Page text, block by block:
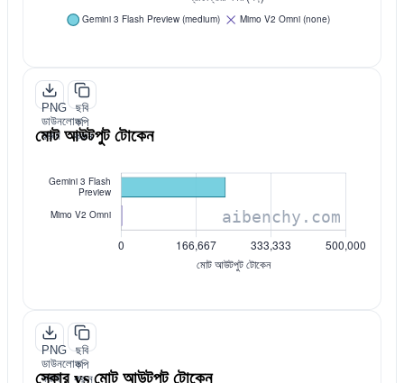
PNG
ডাউনলোড
করুন
ছবি
কপি
করুন
মোট আউটপুট টোকেন
PNG
ডাউনলোড
করুন
ছবি
কপি
করুন
স্কোর vs মোট আউটপুট টোকেন